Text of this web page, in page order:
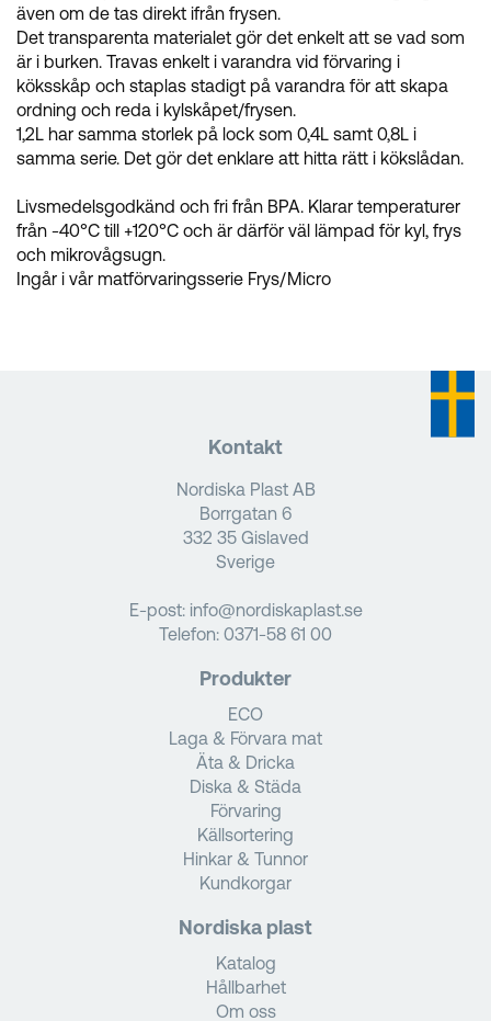
även om de tas direkt ifrån frysen.
Det transparenta materialet gör det enkelt att se vad som
är i burken. Travas enkelt i varandra vid förvaring i
köksskåp och staplas stadigt på varandra för att skapa
ordning och reda i kylskåpet/frysen.
1,2L har samma storlek på lock som 0,4L samt 0,8L i
samma serie. Det gör det enklare att hitta rätt i kökslådan.
Livsmedelsgodkänd och fri från BPA. Klarar temperaturer
från -40°C till +120°C och är därför väl lämpad för kyl, frys
och mikrovågsugn.
Ingår i vår matförvaringsserie Frys/Micro
Kontakt
Nordiska Plast AB
Borrgatan 6
332 35 Gislaved
Sverige
E-post: info@nordiskaplast.se
Telefon: 0371-58 61 00
Produkter
ECO
Laga & Förvara mat
Äta & Dricka
Diska & Städa
Förvaring
Källsortering
Hinkar & Tunnor
Kundkorgar
Nordiska plast
Katalog
Hållbarhet
Om oss